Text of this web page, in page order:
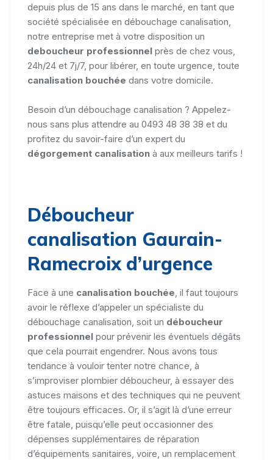
depuis plus de 15 ans dans le marché, en tant que
société spécialisée en débouchage canalisation,
notre entreprise met à votre disposition un
deboucheur professionnel près de chez vous,
24h/24 et 7j/7, pour libérer, en toute urgence, toute
canalisation bouchée dans votre domicile.
Besoin d’un débouchage canalisation ? Appelez-
nous sans plus attendre au 0493 48 38 38 et du
profitez du savoir-faire d’un expert du
dégorgement canalisation à aux meilleurs tarifs !
Déboucheur
canalisation Gaurain-
Ramecroix d’urgence
Face à une canalisation bouchée , il faut toujours
avoir le réflexe d’appeler un spécialiste du
débouchage canalisation, soit un déboucheur
professionnel pour prévenir les éventuels dégâts
que cela pourrait engendrer. Nous avons tous
tendance à vouloir tenter notre chance, à
s’improviser plombier déboucheur, à essayer des
astuces maisons et des techniques qui ne peuvent
être toujours efficaces. Or, il s’agit là d’une erreur
être fatale, puisqu’elle peut occasionner des
dépenses supplémentaires de réparation
d’équipements sanitaires, voire, un remplacement